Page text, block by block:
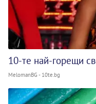
10-те най-горещи
MelomanBG - 10te.bg